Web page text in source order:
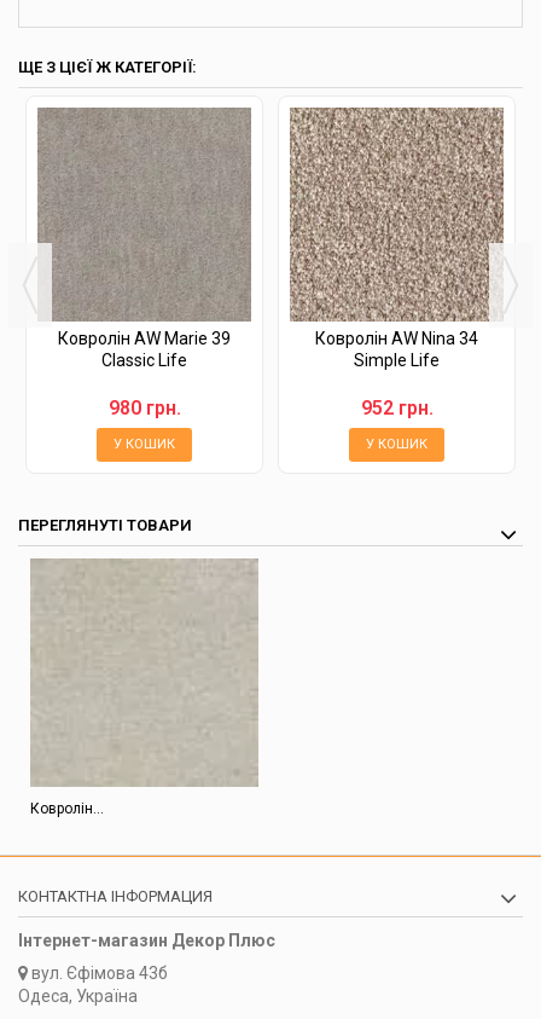
ЩЕ З ЦІЄЇ Ж КАТЕГОРІЇ:
Ковролін AW Marie 39
Classic Life
980 грн.
У КОШИК
Ковролін AW Nina 34
Simple Life
952 грн.
У КОШИК
ПЕРЕГЛЯНУТІ ТОВАРИ
Ковролін...
КОНТАКТНА ІНФОРМАЦИЯ
Інтернет-магазин Декор Плюс
вул. Єфімова 43б
Одеса, Україна